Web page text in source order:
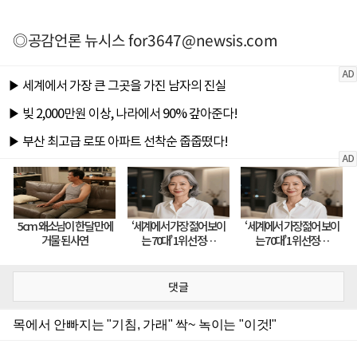
◎공감언론 뉴시스for3647@newsis.com
댓글